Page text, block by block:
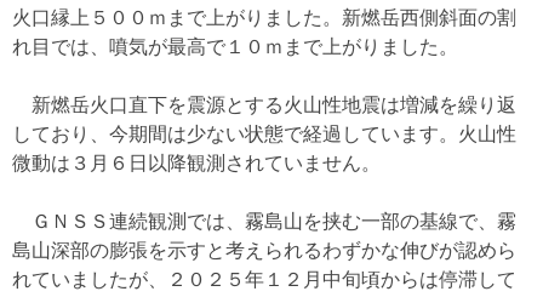
火口縁上５００ｍまで上がりました。新燃岳西側斜面の割
れ目では、噴気が最高で１０ｍまで上がりました。
新燃岳火口直下を震源とする火山性地震は増減を繰り返
しており、今期間は少ない状態で経過しています。火山性
微動は３月６日以降観測されていません。
ＧＮＳＳ連続観測では、霧島山を挟む一部の基線で、霧
島山深部の膨張を示すと考えられるわずかな伸びが認めら
れていましたが、２０２５年１２月中旬頃からは停滞して